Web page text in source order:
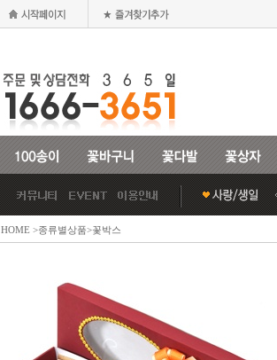
HOME >종류별상품>꽃박스